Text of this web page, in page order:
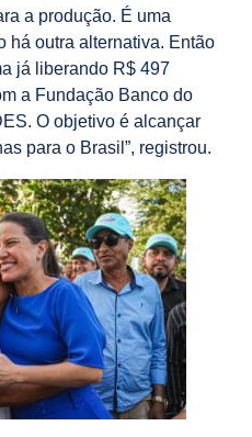
a produção. É uma
há outra alternativa. Então
já liberando R$ 497
a Fundação Banco do
O objetivo é alcançar
para o Brasil”, registrou.